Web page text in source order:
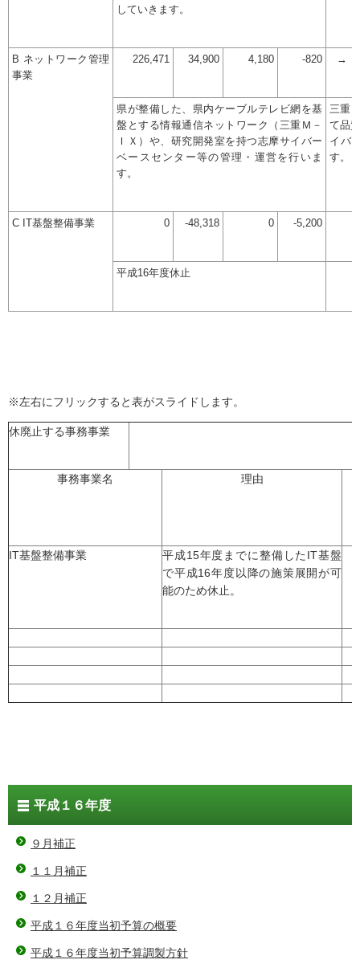
していきます。
B ネットワーク管理
事業
226,471 34,900 4,180 -820 →
県が整備した、県内ケーブルテレビ網を基
盤とする情報通信ネットワーク（三重Ｍ－
ＩＸ）や、研究開発室を持つ志摩サイバー
ベースセンター等の管理・運営を行いま
す。
三重
て品
イバ
す。
C IT基盤整備事業 0 -48,318 0 -5,200
平成16年度休止
※左右にフリックすると表がスライドします。
休廃止する事務事業
事務事業名 理由
IT基盤整備事業
平成15年度までに整備したIT基盤
で平成16年度以降の施策展開が可
能のため休止。
平成１６年度
９月補正
１１月補正
１２月補正
平成１６年度当初予算の概要
平成１６年度当初予算調製方針